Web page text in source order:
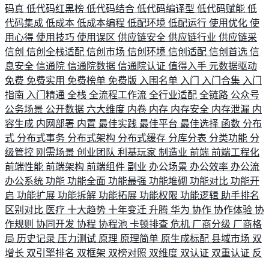
码真 低代码红黑榜 低代码结合 低代码编译型 低代码赋能 低
代码集成 低成本 低成本编程 低配环境 低配运行 使用优化 使
用心得 使用技巧 使用误区 供应链安全 供应链行业 供应链采
信创 信创全栈适配 信创市场 信创环境 信创适配 信创首选 信
息安全 信通院 信通院数据 信通院认证 值得入手 元数据驱动
免费 免费实用 免费榜单 免费版 入围名单 入门 入门合集 入门
指南 入门精通 全栈 全流程工作流 全行业适配 全链路 公众号
公务场景 公开数据 六大维度 内卷 内存 内存安全 内存泄漏 内
容生成 内网部署 内置 最佳实践 最佳平台 最佳选择 函数 分布
式 分布式事务 分布式架构 分布式缓存 分库分表 分类功能 分
级管控 刚需场景 创业团队 利基玩家 制造业 前端 前端工程化
前端性能 前端架构 前端组件 副业 办公场景 办公效率 办公流
办公系统 功能 功能全面 功能最强 功能堆砌 功能对比 功能开
启 功能扩展 功能拆解 功能拓展 功能权限 功能逻辑 助手排名
区别对比 医疗 十大趋势 十年变迁 升腾 华为 协作 协作体验 协
作规则 协同开发 协程 协程池 卡顿排查 危机 厂商分级 厂商格
局 历史记录 压力测试 原理 原理简单 原生成标配 县域市场 双
增长 双引擎排名 双框架 双榜对照 双维度 双认证 双重认证 反